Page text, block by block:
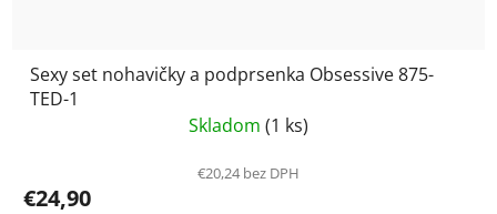
Sexy set nohavičky a podprsenka Obsessive 875-
TED-1
Skladom (1 ks)
€20,24 bez DPH
€24,90